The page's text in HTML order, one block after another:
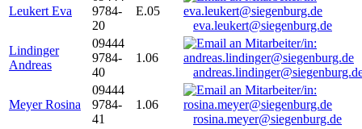
Leukert Eva
9784-
20
E.05
eva.leukert@siegenburg.de
Lindinger
Andreas
09444
9784-
40
1.06
Meyer Rosina
09444
9784-
41
1.06
rosina.meyer@siegenburg.de